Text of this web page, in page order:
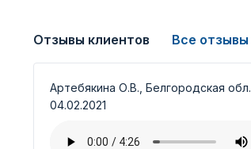
Отзывы клиентов Все отзывы
Артебякина О.В., Белгородская обл.,
04.02.2021